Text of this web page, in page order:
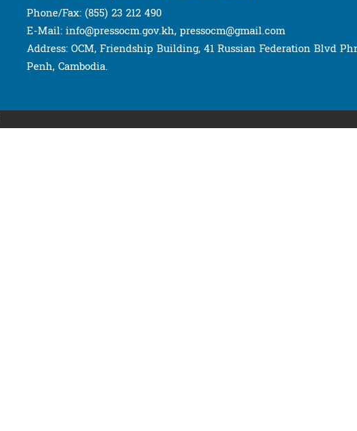
Phone/Fax: (855) 23 212 490
E-Mail: info@pressocm.gov.kh, pressocm@gmail.com
Address: OCM, Friendship Building, 41 Russian Federation Blvd
Penh, Cambodia.